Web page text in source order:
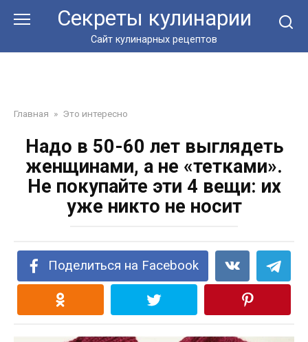
Секреты кулинарии
Сайт кулинарных рецептов
Главная » Это интересно
Надо в 50-60 лет выглядеть
женщинами, а не «тетками».
Не покупайте эти 4 вещи: их
уже никто не носит
Поделиться на Facebook